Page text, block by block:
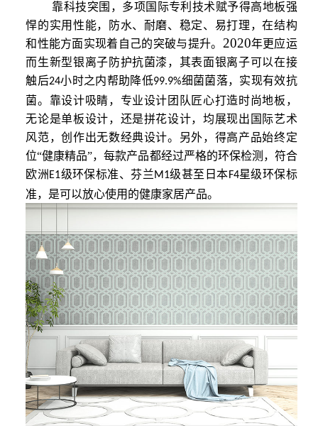
靠科技突围，多项国际专利技术赋予得高地板强
悍的实用性能，防水、耐磨、稳定、易打理，在结构
和性能方面实现着自己的突破与提升。 2020年更应运
而生新型银离子防护抗菌漆，其表面银离子可以在接
触后24小时之内帮助降低99.9%细菌菌落，实现有效抗
菌。靠设计吸睛，专业设计团队匠心打造时尚地板，
无论是单板设计，还是拼花设计，均展现出国际艺术
风范，创作出无数经典设计。另外，得高产品始终定
位“健康精品”，每款产品都经过严格的环保检测，符合
欧洲E1级环保标准、芬兰M1级甚至日本F4星级环保标
准，是可以放心使用的健康家居产品。